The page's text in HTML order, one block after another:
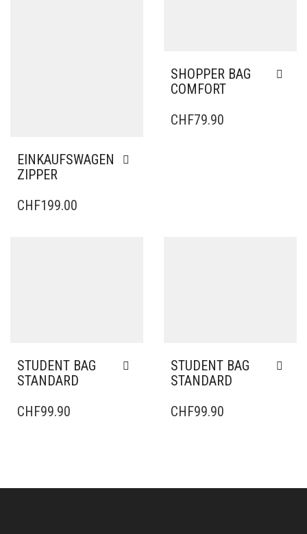
EINKAUFSWAGEN
ZIPPER
CHF199.00
SHOPPER BAG
COMFORT
CHF79.90
STUDENT BAG
STANDARD
CHF99.90
STUDENT BAG
STANDARD
CHF99.90